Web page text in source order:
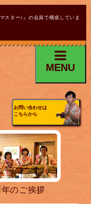
スター♪』の会員で構成していま
MENU
お問い合わせは
こちらから
のご挨拶